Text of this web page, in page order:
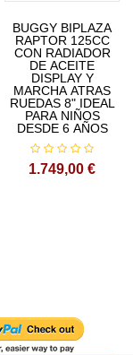
BUGGY BIPLAZA
RAPTOR 125CC
CON RADIADOR
DE ACEITE
DISPLAY Y
MARCHA ATRAS
RUEDAS 8" IDEAL
PARA NIÑOS
DESDE 6 AÑOS
1.749,00 €